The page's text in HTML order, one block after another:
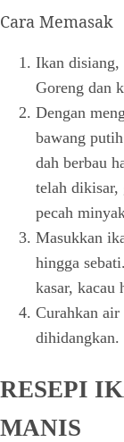
Cara Memasak
Ikan disiang,
Goreng dan
Dengan
bawang
dah berbau
telah dikisar,
pecah
Masukkan
hingga
kasar, kacau
Curahkan
dihidangkan.
RESEPI
MANIS